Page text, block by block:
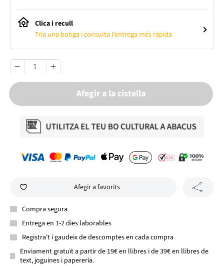
Clica i recull
Tria una botiga i consulta l’entrega més ràpida
Afegir a la cistella
Afegir a favorits
Compra segura
Entrega en 1-2 dies laborables
Registra't i gaudeix de descomptes en cada compra
Enviament gratuït a partir de 19€ en llibres i de 39€ en llibres de
text, joguines i papereria.